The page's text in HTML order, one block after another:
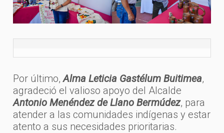
Por último,Alma Leticia Gastélum Buitimea,
agradeció el valioso apoyo del Alcalde
Antonio Menéndez de Llano Bermúdez, para
atender a las comunidades indígenas y estar
atento a sus necesidades prioritarias.